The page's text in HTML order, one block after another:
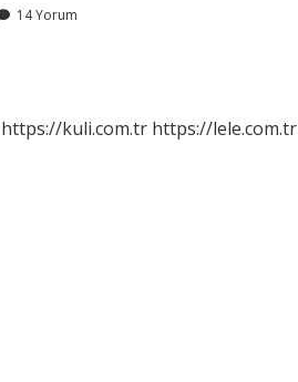
14 Yorum
https://kuli.com.tr https://lele.com.tr